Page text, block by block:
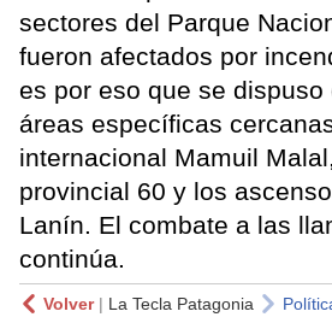
sectores del Parque
fueron afectados por
es por eso que se dispuso
áreas específicas
internacional Mamuil
provincial 60 y los
Lanín. El combate a las
continúa.
Volver| La Tecla Patagonia